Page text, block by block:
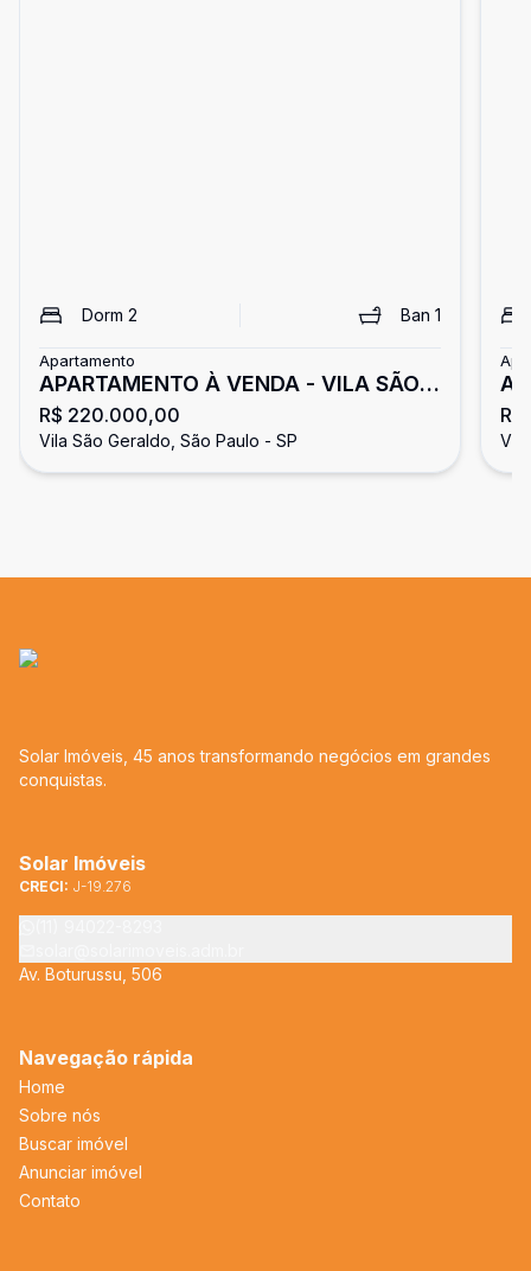
Dorm 2 Ban 1
Apartamento
APARTAMENTO À VENDA - VILA SÃO
GERALDO
R$ 220.000,00
Vila São Geraldo, São Paulo - SP
Solar Imóveis, 45 anos transformando negócios em grandes
conquistas.
Solar Imóveis
CRECI: J-19.276
Av. Boturussu, 506
Navegação rápida
Home
Sobre nós
Buscar imóvel
Anunciar imóvel
Contato